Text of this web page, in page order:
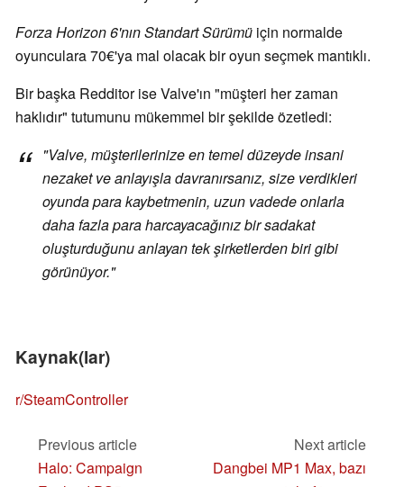
Forza Horizon 6'nın Standart Sürümü için normalde
oyunculara 70€'ya mal olacak bir oyun seçmek mantıklı.
Bir başka Redditor ise Valve'ın "müşteri her zaman
haklıdır" tutumunu mükemmel bir şekilde özetledi:
"Valve, müşterilerinize en temel düzeyde insani
nezaket ve anlayışla davranırsanız, size verdikleri
oyunda para kaybetmenin, uzun vadede onlarla
daha fazla para harcayacağınız bir sadakat
oluşturduğunu anlayan tek şirketlerden biri gibi
görünüyor."
Kaynak(lar)
r/SteamController
Previous article
Halo: Campaign
Next article
Dangbei MP1 Max, bazı